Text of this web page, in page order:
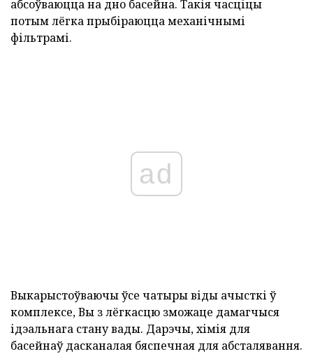
абсоўваюцца на дно басейна. Такія часціцы
потым лёгка прыбіраюцца механічнымі
фільтрамі.
ad
Выкарыстоўваючы ўсе чатыры віды ачысткі ў
комплексе, Вы з лёгкасцю зможаце дамагчыся
ідэальнага стану вады. Дарэчы, хімія для
басейнаў дасканалая бяспечная для абсталявання.